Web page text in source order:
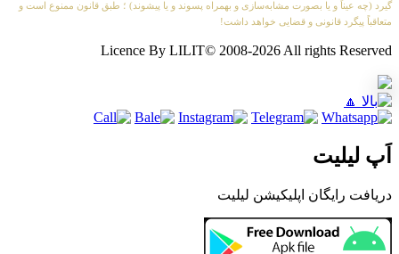
و یا بصورت مشابه‌سازی و بهمراه پسوند و یا پیشوند) ؛ طبق قانون ممنوع است و
قانونی و قضایی خواهد داشت!
Licence By LILIT© 2008-2026 All rights
اپلیکیشن لیلیت